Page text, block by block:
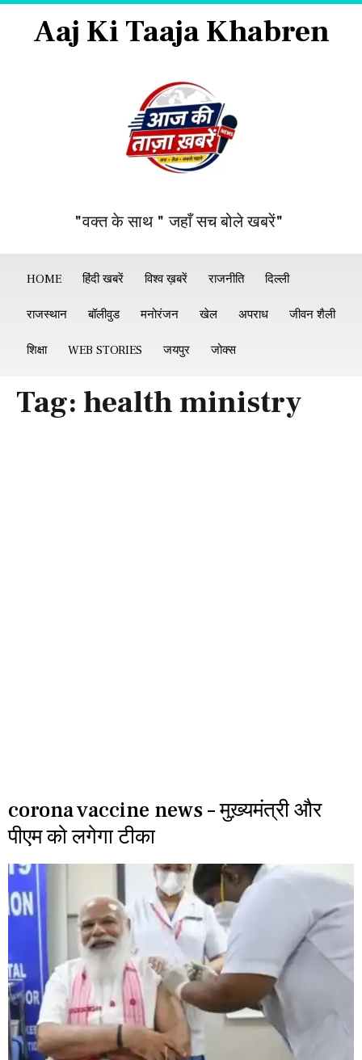
Aaj Ki Taaja Khabren
"वक्त के साथ " जहाँ सच बोले खबरें"
HOME हिंदी खबरें विश्व ख़बरें राजनीति दिल्ली
राजस्थान बॉलीवुड मनोरंजन खेल अपराध जीवन शैली
शिक्षा WEB STORIES जयपुर जोक्स
Tag: health ministry
corona vaccine news – मुख़्यमंत्री और
पीएम को लगेगा टीका